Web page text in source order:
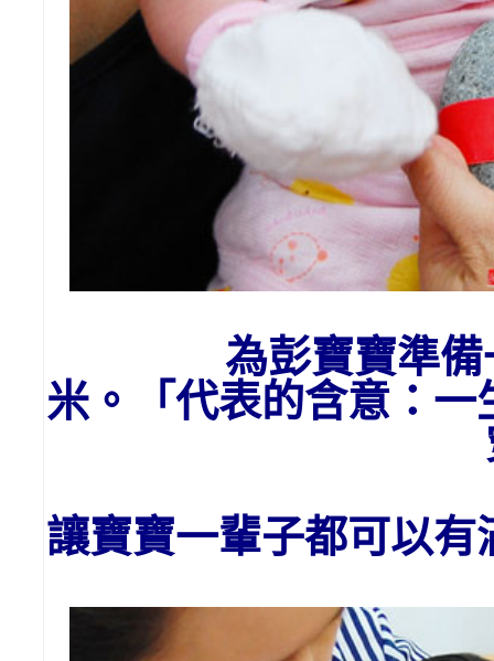
為彭寶寶準
米。「代表的含意：
讓寶寶一輩子都可以